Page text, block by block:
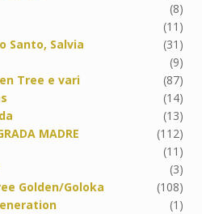
(8)
(11)
Santo, Salvia
(31)
(9)
Tree e vari
(87)
(14)
(13)
MADRE
(112)
(11)
(3)
Golden/Goloka
(108)
(1)